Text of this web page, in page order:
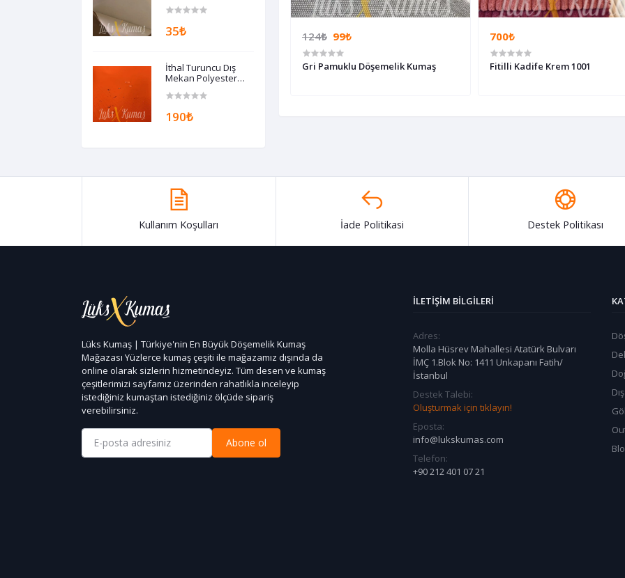
35₺
İthal Turuncu Dış
Mekan Polyester
190₺
700₺
Fitilli Kadife Mint 1034
124₺ 99₺
Gri Pamuklu Döşemelik Kumaş
700₺
Fitilli Kadife Krem 1001
Kullanım Koşulları İade Politikasi Destek Politikası
Lüks Kumaş | Türkiye'nin En Büyük Döşemelik Kumaş
Mağazası Yüzlerce kumaş çeşiti ile mağazamız dışında da
online olarak sizlerin hizmetindeyiz. Tüm desen ve kumaş
çeşitlerimizi sayfamız üzerinden rahatlıkla inceleyip
istediğiniz kumaştan istediğiniz ölçüde sipariş
verebilirsiniz.
Abone ol
İLETIŞIM BILGILERI
Adres:
Molla Hüsrev Mahallesi Atatürk Bulvarı
İMÇ 1.Blok No: 1411 Unkapanı Fatih/
İstanbul
Destek Talebi:
Oluşturmak için tıklayın!
Eposta:
info@lukskumas.com
Telefon:
+90 212 401 07 21